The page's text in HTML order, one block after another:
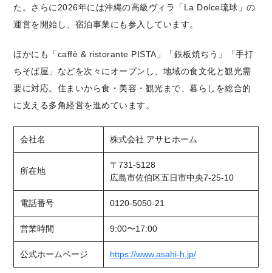
た。さらに2026年には沖縄の高級ヴィラ「La Dolce琉球」の
運営を開始し、宿泊事業にも参入しています。
ほかにも「caffè & ristorante PISTA」「鉄板焼ぢう」「手打
ちそば屋」などを次々にオープンし、地域の食文化と観光需
要に対応。住まいから食・美容・観光まで、暮らしを総合的
に支える多角経営を進めています。
会社名 株式会社 アサヒホーム
所在地
〒731-5128
広島市佐伯区五日市中央7-25-10
電話番号 0120-5050-21
営業時間 9:00〜17:00
公式ホームページ https://www.asahi-h.jp/